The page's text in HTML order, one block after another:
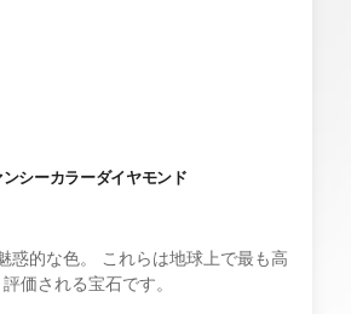
シーカラーダイヤモンド
惑的な色。 これらは地球上で最も高
評価される宝石です。